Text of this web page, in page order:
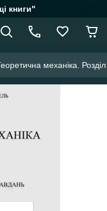
книги"
механіка.